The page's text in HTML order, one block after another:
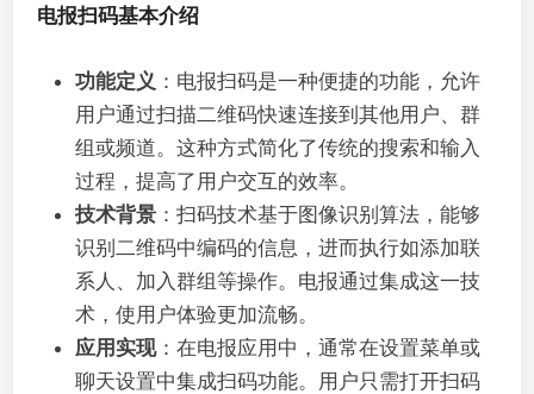
电报扫码基本介绍
功能定义 ：电报扫码是一种便捷的功能，允许
用户通过扫描二维码快速连接到其他用户、群
组或频道。这种方式简化了传统的搜索和输入
过程，提高了用户交互的效率。
技术背景 ：扫码技术基于图像识别算法，能够
识别二维码中编码的信息，进而执行如添加联
系人、加入群组等操作。电报通过集成这一技
术，使用户体验更加流畅。
应用实现：在电报应用中，通常在设置菜单或
聊天设置中集成扫码功能。用户只需打开扫码